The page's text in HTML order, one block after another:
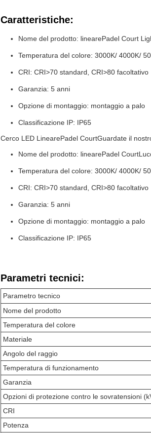
Caratteristiche:
Nome del prodotto: linearePadel Court
Temperatura del colore: 3000K/ 4000K/
CRI: CRI>70 standard, CRI>80 facoltativo
Garanzia: 5 anni
Opzione di montaggio: montaggio a palo
Classificazione IP: IP65
Cerco LED LinearePadel CourtGuardate il
Nome del prodotto: linearePadel Court
Temperatura del colore: 3000K/ 4000K/
CRI: CRI>70 standard, CRI>80 facoltativo
Garanzia: 5 anni
Opzione di montaggio: montaggio a palo
Classificazione IP: IP65
Parametri tecnici:
Parametro tecnico
Nome del prodotto
Temperatura del colore
Materiale
Angolo del raggio
Temperatura di funzionamento
Garanzia
Opzioni di protezione contro le sovratensioni
CRI
Potenza